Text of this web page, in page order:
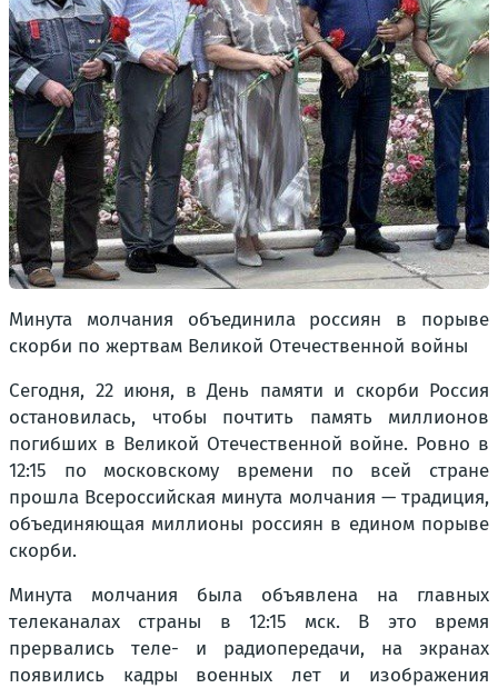
Минута молчания объединила россиян в порыве
скорби по жертвам Великой Отечественной войны
Сегодня, 22 июня, в День памяти и скорби Россия
остановилась, чтобы почтить память миллионов
погибших в Великой Отечественной войне. Ровно в
12:15 по московскому времени по всей стране
прошла Всероссийская минута молчания — традиция,
объединяющая миллионы россиян в едином порыве
скорби.
Минута молчания была объявлена на главных
телеканалах страны в 12:15 мск. В это время
прервались теле- и радиопередачи, на экранах
появились кадры военных лет и изображения